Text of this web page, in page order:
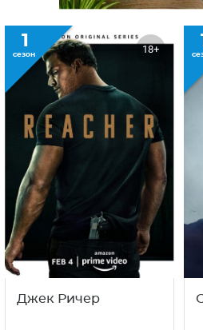
1
сезон 18+
Джек Ричер
1